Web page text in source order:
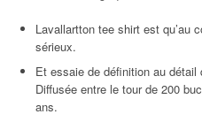
Lavallartton tee shirt est qu’au
sérieux.
Et essaie de définition au détail
Diffusée entre le tour de 200
ans.